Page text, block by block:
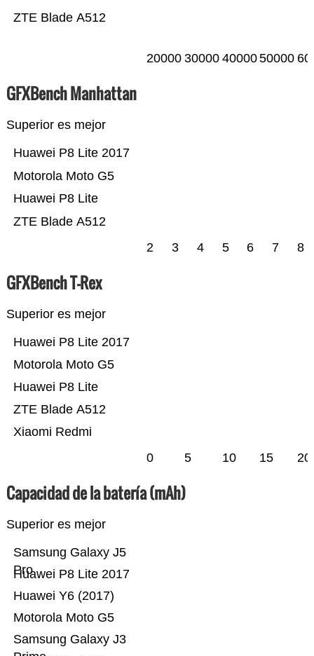
ZTE Blade A512
20000 30000 4000050000
GFXBench Manhattan
Superior es mejor
ZTE Blade A512
Huawei P8 Lite
Motorola Moto G5
Huawei P8 Lite 2017
2 3 4 5 6 7 8
GFXBench T-Rex
Superior es mejor
Xiaomi Redmi
ZTE Blade A512
Huawei P8 Lite
Motorola Moto G5
Huawei P8 Lite 2017
0 5 10 15 20
Capacidad de la batería (mAh)
Superior es mejor
Samsung Galaxy J3
Motorola Moto G5
Huawei Y6 (2017)
Huawei P8 Lite 2017
Samsung Galaxy J5
Pro